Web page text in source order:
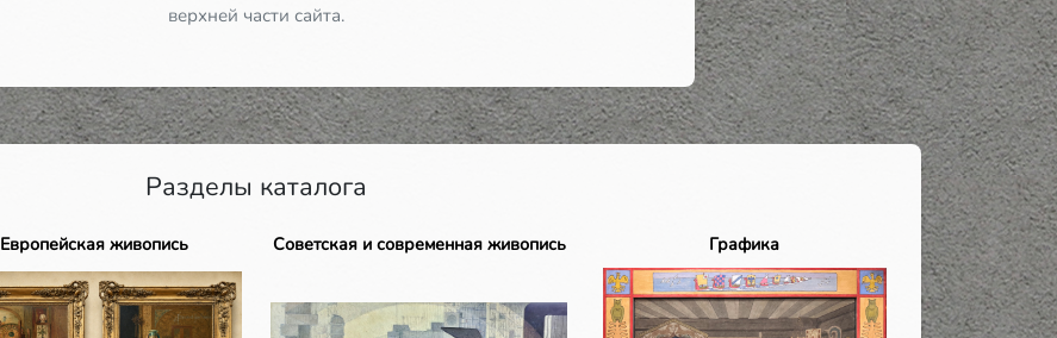
верхней части сайта.
Разделы каталога
Европейская живопись Советская и современная живопись Графика